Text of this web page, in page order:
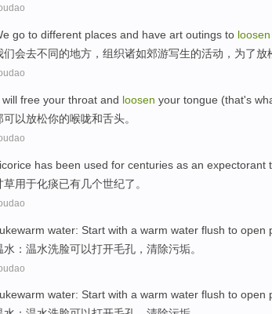
go to different places and have art outings to loosen
们会去不同的地方 ，组织诸如郊游写生的活动， 为了放
will free your throat and loosen your tongue (that's
可以放松你的喉咙和舌头。
has been used for centuries as an expectorant
草用于化痰已有几个世纪了。
water: Start with a warm water flush to open
水 ： 温水洗脸可以打开毛孔 ，清除污垢。
water: Start with a warm water flush to open